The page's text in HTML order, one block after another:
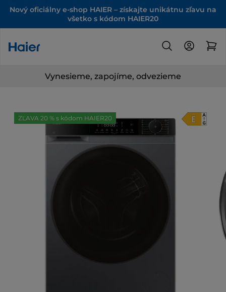
Nový oficiálny e-shop HAIER – získajte unikátnu zľavu na
všetko s kódom HAIER20
Vynesieme, zapojíme, odvezieme
ZĽAVA 20 % s kódom HAIER20